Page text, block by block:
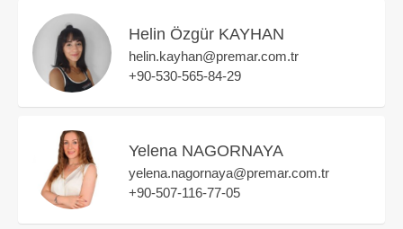
Helin Özgür KAYHAN
helin.kayhan@premar.com.tr
+90-530-565-84-29
Yelena NAGORNAYA
yelena.nagornaya@premar.com.tr
+90-507-116-77-05